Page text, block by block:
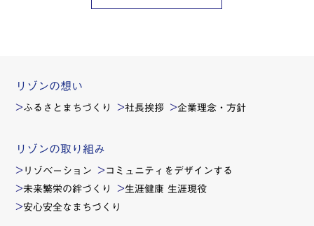
リゾンの想い
ふるさとまちづくり 社長挨拶 企業理念・方針
リゾンの取り組み
リゾベーション コミュニティをデザインする
未来繁栄の絆づくり 生涯健康 生涯現役
安心安全なまちづくり